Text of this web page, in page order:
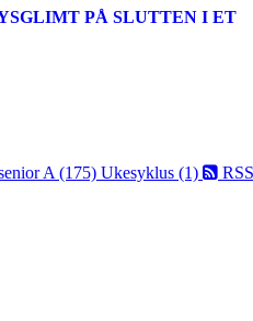
PÅ SLUTTEN I ET
A (175) Ukesyklus (1) RSS